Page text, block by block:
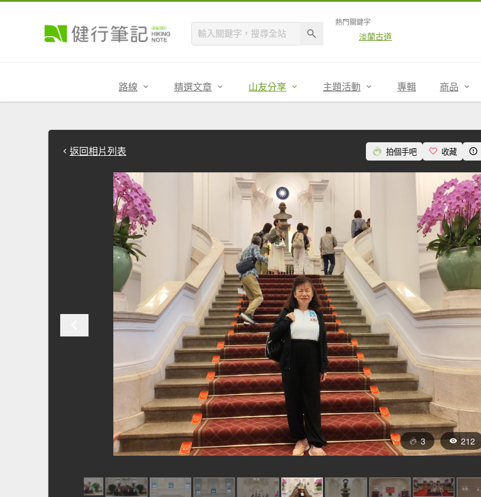
熱門關鍵字
淡蘭古道
路線 精選文章 山友分享 主題活動 專輯 商品
返回相片列表 拍個手吧 收藏
3 212